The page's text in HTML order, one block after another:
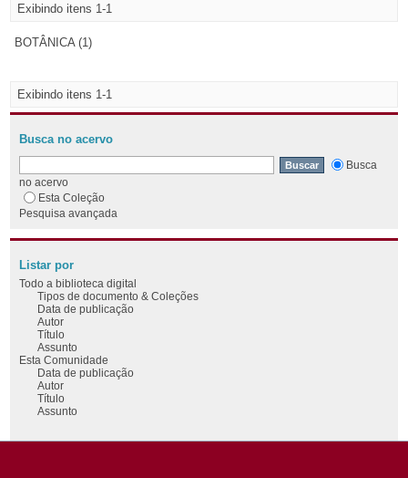
Exibindo itens 1-1
BOTÂNICA (1)
Exibindo itens 1-1
Busca no acervo
Busca
no acervo
Esta Coleção
Pesquisa avançada
Listar por
Todo a biblioteca digital
Tipos de documento & Coleções
Data de publicação
Autor
Título
Assunto
Esta Comunidade
Data de publicação
Autor
Título
Assunto